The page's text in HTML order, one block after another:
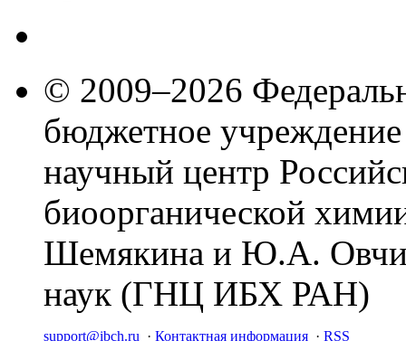
© 2009–2026
бюджетное
научный центр
биоорганической
Шемякина и Ю.А.
наук (ГНЦ ИБХ РАН)
support@ibch.ru · Контактная информация · RSS